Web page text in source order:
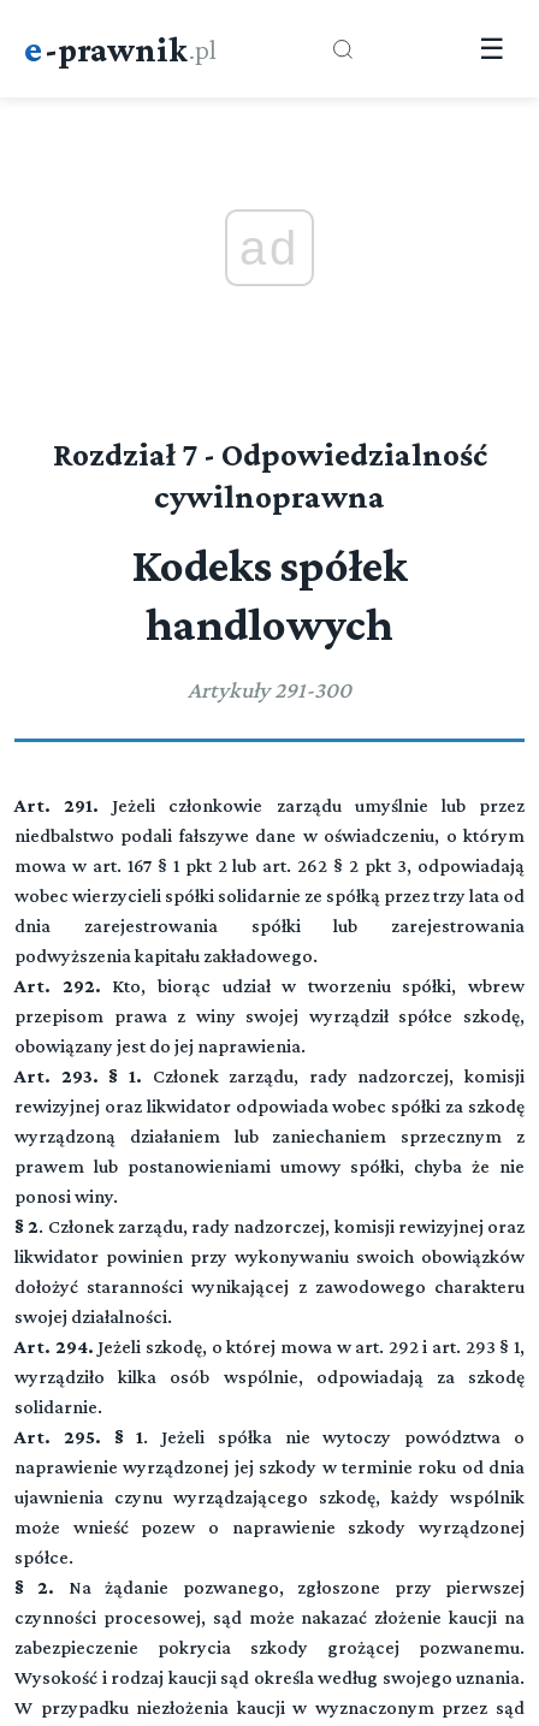
e-prawnik.pl ☰
ad
Rozdział 7 - Odpowiedzialność
cywilnoprawna
Kodeks spółek
handlowych
Artykuły 291-300
Art. 291. Jeżeli członkowie zarządu umyślnie lub przez
niedbalstwo podali fałszywe dane w oświadczeniu, o którym
mowa w art. 167 § 1 pkt 2 lub art. 262 § 2 pkt 3, odpowiadają
wobec wierzycieli spółki solidarnie ze spółką przez trzy lata od
dnia zarejestrowania spółki lub zarejestrowania
podwyższenia kapitału zakładowego.
Art. 292. Kto, biorąc udział w tworzeniu spółki, wbrew
przepisom prawa z winy swojej wyrządził spółce szkodę,
obowiązany jest do jej naprawienia.
Art. 293. § 1. Członek zarządu, rady nadzorczej, komisji
rewizyjnej oraz likwidator odpowiada wobec spółki za szkodę
wyrządzoną działaniem lub zaniechaniem sprzecznym z
prawem lub postanowieniami umowy spółki, chyba że nie
ponosi winy.
§ 2. Członek zarządu, rady nadzorczej, komisji rewizyjnej oraz
likwidator powinien przy wykonywaniu swoich obowiązków
dołożyć staranności wynikającej z zawodowego charakteru
swojej działalności.
Art. 294. Jeżeli szkodę, o której mowa w art. 292 i art. 293 § 1,
wyrządziło kilka osób wspólnie, odpowiadają za szkodę
solidarnie.
Art. 295. § 1. Jeżeli spółka nie wytoczy powództwa o
naprawienie wyrządzonej jej szkody w terminie roku od dnia
ujawnienia czynu wyrządzającego szkodę, każdy wspólnik
może wnieść pozew o naprawienie szkody wyrządzonej
spółce.
§ 2. Na żądanie pozwanego, zgłoszone przy pierwszej
czynności procesowej, sąd może nakazać złożenie kaucji na
zabezpieczenie pokrycia szkody grożącej pozwanemu.
Wysokość i rodzaj kaucji sąd określa według swojego uznania.
W przypadku niezłożenia kaucji w wyznaczonym przez sąd